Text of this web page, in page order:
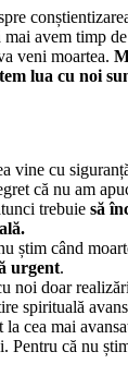
avem timp
veni moartea.
lua cu noi
vine cu
că nu am
trebuie să
știm când
urgent.
noi doar
spirituală
la cea mai
Pentru că nu